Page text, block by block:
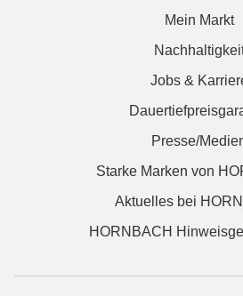
Mein Markt
Jobs &
Presse/
Starke Marken von
Aktuelles bei
HORNBACH